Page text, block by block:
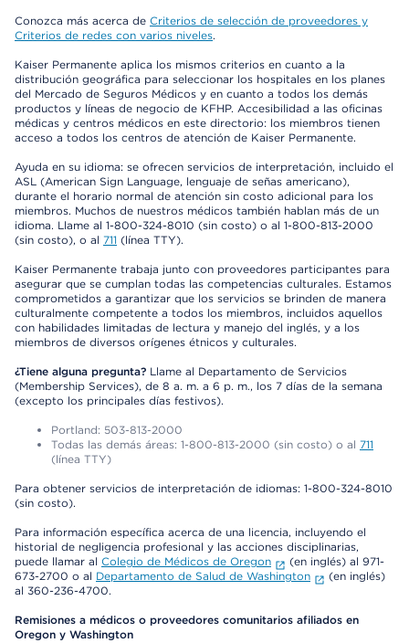
Conozca más acerca de Criterios de selección de proveedores y
Criterios de redes con varios niveles.
Kaiser Permanente aplica los mismos criterios en cuanto a la
distribución geográfica para seleccionar los hospitales en los planes
del Mercado de Seguros Médicos y en cuanto a todos los demás
productos y líneas de negocio de KFHP. Accesibilidad a las oficinas
médicas y centros médicos en este directorio: los miembros tienen
acceso a todos los centros de atención de Kaiser Permanente.
Ayuda en su idioma: se ofrecen servicios de interpretación, incluido el
ASL (American Sign Language, lenguaje de señas americano),
durante el horario normal de atención sin costo adicional para los
miembros. Muchos de nuestros médicos también hablan más de un
idioma. Llame al 1-800-324-8010 (sin costo) o al 1-800-813-2000
(sin costo), o al 711 (línea TTY).
Kaiser Permanente trabaja junto con proveedores participantes para
asegurar que se cumplan todas las competencias culturales. Estamos
comprometidos a garantizar que los servicios se brinden de manera
culturalmente competente a todos los miembros, incluidos aquellos
con habilidades limitadas de lectura y manejo del inglés, y a los
miembros de diversos orígenes étnicos y culturales.
¿Tiene alguna pregunta? Llame al Departamento de Servicios
(Membership Services), de 8 a. m. a 6 p. m., los 7 días de la semana
(excepto los principales días festivos).
Portland: 503-813-2000
Todas las demás áreas: 1-800-813-2000 (sin costo) o al 711
(línea TTY)
Para obtener servicios de interpretación de idiomas: 1-800-324-8010
(sin costo).
Para información específica acerca de una licencia, incluyendo el
historial de negligencia profesional y las acciones disciplinarias,
puede llamar al Colegio de Médicos de Oregon
(en inglés) al 971-
673-2700 o al Departamento de Salud de Washington
(en inglés)
al 360-236-4700.
Remisiones a médicos o proveedores comunitarios afiliados en
Oregon y Washington